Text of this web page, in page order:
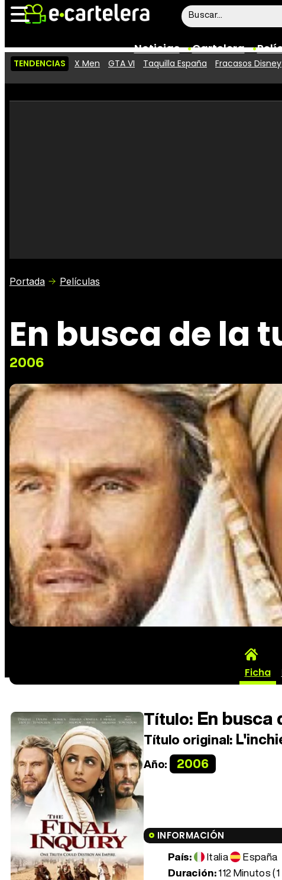
Noticias Cartelera
Vídeos
Taquilla
TENDENCIAS X Men GTA VI Taquilla España Fracasos Disney
Portada Películas
En busca de la
2006
Ficha
Título: En busca
Título original:
Año: 2006
INFORMACIÓN
País: Italia
España
Duración:112 Minutos